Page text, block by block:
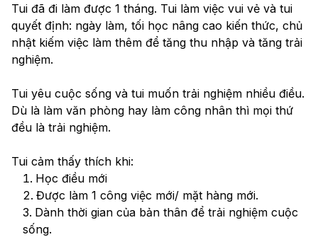
Tui đã đi làm được 1 tháng. Tui làm việc vui vẻ và tui
quyết định: ngày làm, tối học nâng cao kiến thức, chủ
nhật kiếm việc làm thêm để tăng thu nhập và tăng trải
nghiệm.
Tui yêu cuộc sống và tui muốn trải nghiệm nhiều điều.
Dù là làm văn phòng hay làm công nhân thì mọi thứ
đều là trải nghiệm.
Tui cảm thấy thích khi:
Học điều mới
Được làm 1 công việc mới/ mặt hàng mới.
Dành thời gian của bản thân để trải nghiệm cuộc
sống.